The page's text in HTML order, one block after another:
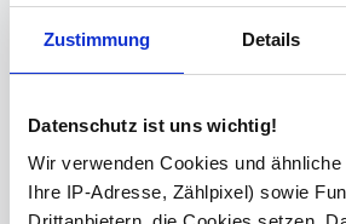
Zustimmung Details
Datenschutz ist uns wichtig!
Wir verwenden Cookies und
Ihre IP-Adresse, Zählpixel) sowie
Analog-/ Digitaluhr
Steckdose(n) inkl. Bohrung